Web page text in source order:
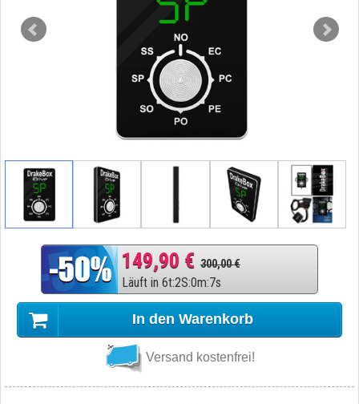
149,90 € 300,00 €
Läuft in 6t:2S:0m:6s
In den Warenkorb
Versand kostenfrei!